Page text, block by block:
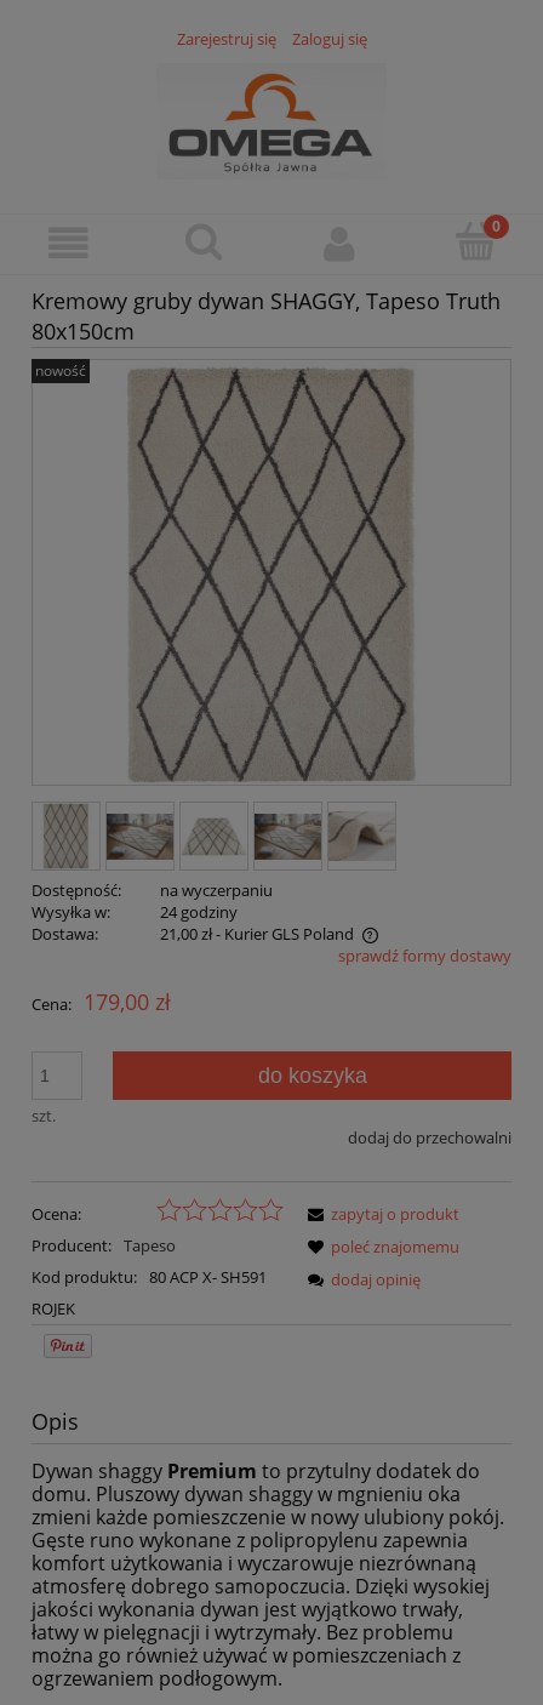
Zarejestruj się Zaloguj się
Kremowy gruby dywan SHAGGY, Tapeso Truth
80x150cm
nowość
Dostępność:
na wyczerpaniu
Wysyłka w:
24 godziny
Dostawa:
21,00 zł- Kurier GLS Poland
Cena nie zawiera ewentualnych kosztów płatnościsprawdź formy dostawy
Cena: 179,00 zł
szt.
do koszyka
dodaj do przechowalni
Ocena:
Producent: Tapeso
Kod produktu: 80 ACP X- SH591
ROJEK
zapytaj o produkt
poleć znajomemu
dodaj opinię
Opis
Dywan shaggy Premium to przytulny dodatek do
domu. Pluszowy dywan shaggy w mgnieniu oka
zmieni każde pomieszczenie w nowy ulubiony pokój.
Gęste runo wykonane z polipropylenu zapewnia
komfort użytkowania i wyczarowuje niezrównaną
atmosferę dobrego samopoczucia. Dzięki wysokiej
jakości wykonania dywan jest wyjątkowo trwały,
łatwy w pielęgnacji i wytrzymały. Bez problemu
można go również używać w pomieszczeniach z
ogrzewaniem podłogowym.